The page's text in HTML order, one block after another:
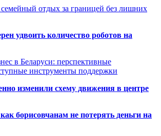
отдых за границей без лишних
удвоить количество роботов на
в Беларуси: перспективные
инструменты поддержки
изменили схему движения в центре
борисовчанам не потерять деньги на